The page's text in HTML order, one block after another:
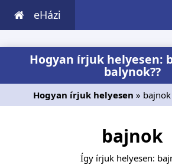
eHázi
Hogyan írjuk helyesen:
balynok??
Hogyan írjuk helyesen »
bajnok
Így írjuk helyesen: